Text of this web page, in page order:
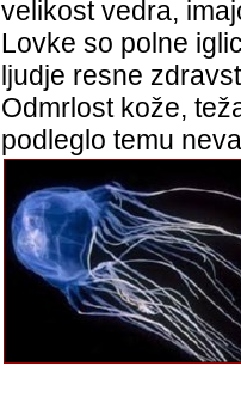
velikost vedra,
Lovke so polne
ljudje resne
Odmrlost kože,
podleglo temu